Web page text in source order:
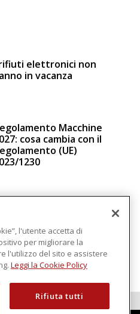
elettronici non
in vacanza
Macchine
cosa cambia con il
(UE)
1230
in cloud
l'utente accetta di
per migliorare la
l'utilizzo del sito e assistere
Leggi la Cookie Policy
Rifiuta tutti